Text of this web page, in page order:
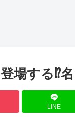
場する⁉
LINE